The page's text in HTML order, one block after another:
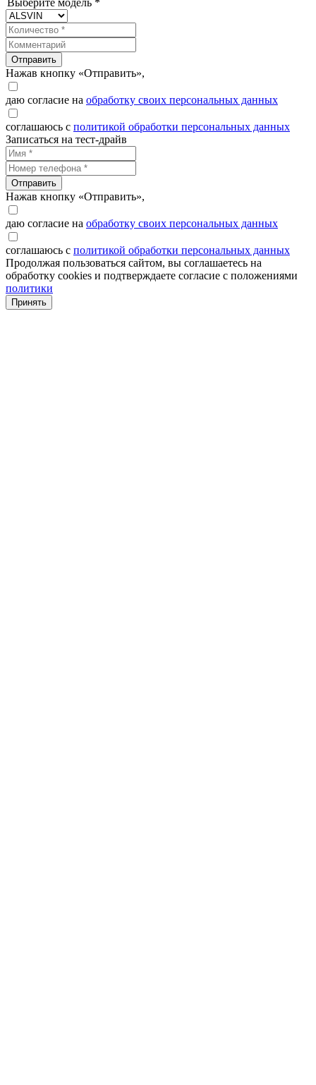
Выберите модель *
Отправить
Нажав кнопку «Отправить»,
даю согласие на обработку своих персональных данных
соглашаюсь с политикой обработки персональных данных
Записаться на тест-драйв
Отправить
Нажав кнопку «Отправить»,
даю согласие на обработку своих персональных данных
соглашаюсь с политикой обработки персональных данных
Продолжая пользоваться сайтом, вы соглашаетесь на
обработку cookies и подтверждаете согласие с положениями
политики
Принять